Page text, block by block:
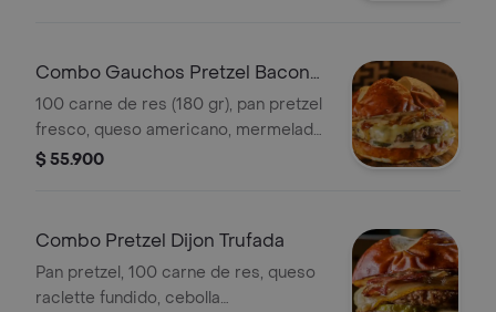
Combo Gauchos Pretzel Bacon
Jam
100 carne de res (180 gr), pan pretzel
fresco, queso americano, mermelada
bacon jam, pepinillos, salsa pretzel.
$ 55.900
Combo Pretzel Dijon Trufada
Pan pretzel, 100 carne de res, queso
raclette fundido, cebolla